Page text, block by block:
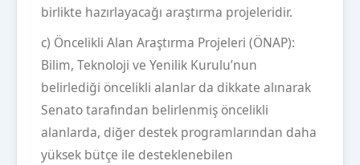
birlikte hazırlayacağı araştırma projeleridir.
c) Öncelikli Alan Araştırma Projeleri (ÖNAP):
Bilim, Teknoloji ve Yenilik Kurulu’nun
belirlediği öncelikli alanlar da dikkate alınarak
Senato tarafından belirlenmiş öncelikli
alanlarda, diğer destek programlarından daha
yüksek bütçe ile desteklenebilen